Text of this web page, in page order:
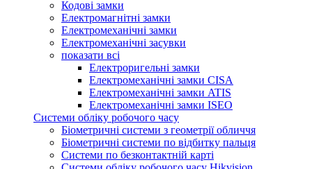
Кодові замки
Електромагнітні замки
Електромеханічні замки
Електромеханічні засувки
показати всі
Електроригельні замки
Електромеханічні замки CISA
Електромеханічні замки ATIS
Електромеханічні замки ISEO
Системи обліку робочого часу
Біометричні системи з геометрії обличчя
Біометричні системи по відбитку пальця
Системи по безконтактній карті